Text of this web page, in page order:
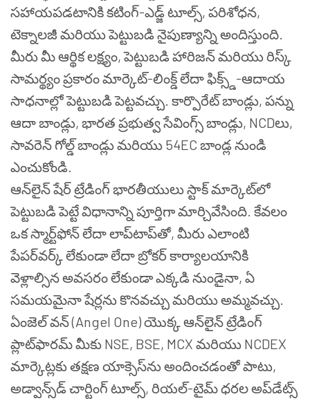
సహాయపడటానికి కటింగ్-ఎడ్జ్ టూల్స్, పరిశోధన,
టెక్నాలజీ మరియు పెట్టుబడి నైపుణ్యాన్ని అందిస్తుంది.
మీరు మీ ఆర్థిక లక్ష్యం, పెట్టుబడి హారిజన్ మరియు రిస్క్
సామర్థ్యం ప్రకారం మార్కెట్-లింక్డ్ లేదా ఫిక్స్డ్-ఆదాయ
సాధనాల్లో పెట్టుబడి పెట్టవచ్చు. కార్పొరేట్ బాండ్లు, పన్ను
ఆదా బాండ్లు, భారత ప్రభుత్వ సేవింగ్స్ బాండ్లు, NCDలు,
సావరెన్ గోల్డ్ బాండ్లు మరియు 54EC బాండ్ల నుండి
ఎంచుకోండి.
ఆన్‌లైన్ షేర్ ట్రేడింగ్ భారతీయులు స్టాక్ మార్కెట్‌లో
పెట్టుబడి పెట్టే విధానాన్ని పూర్తిగా మార్చివేసింది. కేవలం
ఒక స్మార్ట్‌ఫోన్ లేదా లాప్‌టాప్‌తో, మీరు ఎలాంటి
పేపర్‌వర్క్ లేకుండా లేదా బ్రోకర్ కార్యాలయానికి
వెళ్లాల్సిన అవసరం లేకుండా ఎక్కడి నుండైనా, ఏ
సమయమైనా షేర్లను కొనవచ్చు మరియు అమ్మవచ్చు.
ఏంజెల్ వన్ (Angel One) యొక్క ఆన్‌లైన్ ట్రేడింగ్
ప్లాట్‌ఫారమ్ మీకు NSE, BSE, MCX మరియు NCDEX
మార్కెట్లకు తక్షణ యాక్సెస్‌ను అందించడంతో పాటు,
అడ్వాన్స్‌డ్ చార్టింగ్ టూల్స్, రియల్-టైమ్ ధరల అప్‌డేట్స్